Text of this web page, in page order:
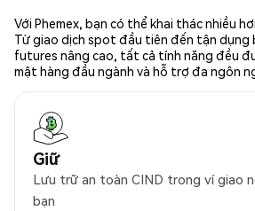
Với Phemex, bạn có thể khai thác nhiều
Từ giao dịch spot đầu tiên đến tận dụng
futures nâng cao, tất cả tính năng đều
mật hàng đầu ngành và hỗ trợ đa ngôn
Giữ
Lưu trữ an toàn CIND trong ví giao
bạn